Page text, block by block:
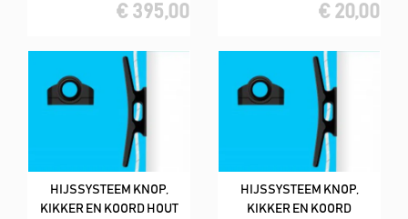
€ 395,00 € 20,00
HIJSSYSTEEM KNOP,
KIKKER EN KOORD HOUT
HIJSSYSTEEM KNOP,
KIKKER EN KOORD